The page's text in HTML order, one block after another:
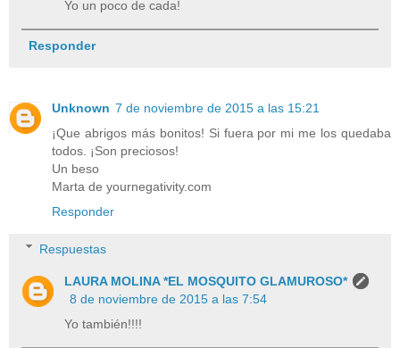
Yo un poco de cada!
Responder
Unknown 7 de noviembre de 2015 a las 15:21
¡Que abrigos más bonitos! Si fuera por mi me los quedaba
todos. ¡Son preciosos!
Un beso
Marta de yournegativity.com
Responder
Respuestas
LAURA MOLINA *EL MOSQUITO GLAMUROSO*
8 de noviembre de 2015 a las 7:54
Yo también!!!!